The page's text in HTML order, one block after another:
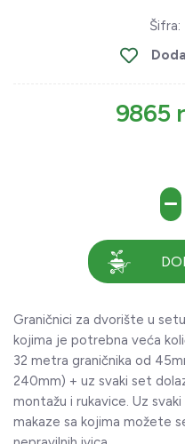
Šifra:
9865
Graničnici za dvorište u
kojima je potrebna veća
32 metra graničnika od
240mm) + uz svaki set
montažu i rukavice. Uz
makaze sa kojima možete